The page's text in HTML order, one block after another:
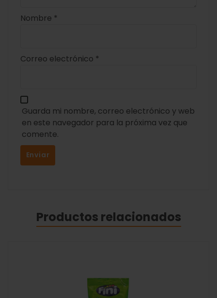
Nombre *
Correo electrónico *
Guarda mi nombre, correo electrónico y web
en este navegador para la próxima vez que
comente.
Productos relacionados